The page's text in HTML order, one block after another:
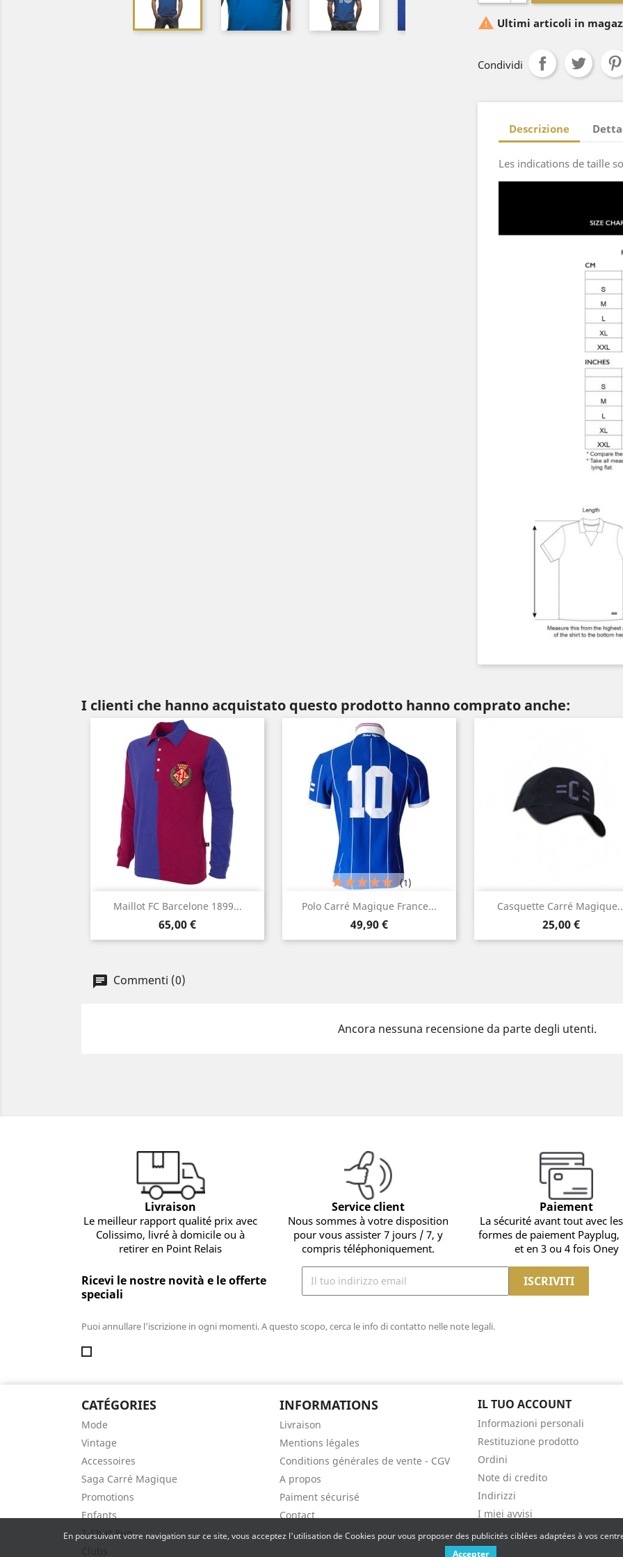
 Ultimi articoli in
Condividi
Descrizione
Les indications de taille
I clienti che hanno acquistato questo prodotto hanno comprato anche:
Maillot FC Barcelone 1899...
Prezzo
65,00 €
Anteprima Polo Carré Magique France...
Prezzo
49,90 €
(1)
Anteprima Casquette Carré
Prezzo
25,00 €
Anteprima
Commenti (0)
Ancora nessuna recensione da parte degli utenti.
Livraison
Le meilleur rapport qualité prix avec
Colissimo, livré à domicile ou à
retirer en Point Relais
Service client
Nous sommes à votre disposition
pour vous assister 7 jours / 7, y
compris téléphoniquement.
Paiement
La sécurité avant tout avec
formes de paiement Payplug,
et en 3 ou 4 fois Oney
Ricevi le nostre novità e le offerte
speciali
Puoi annullare l'iscrizione in ogni momenti. A questo scopo, cerca le info di contatto nelle note legali.
CATÉGORIES
Mode
Vintage
Accessoires
Saga Carré Magique
Promotions
Enfants
T-Shirt Fun
INFORMATIONS
Livraison
Mentions légales
Conditions générales de vente - CGV
A propos
Paiment sécurisé
Contact
IL TUO ACCOUNT
Informazioni personali
Restituzione prodotto
Ordini
Note di credito
Indirizzi
I miei avvisi
En poursuivant votre navigation sur ce site, vous acceptez l'utilisation de Cookies pour vous proposer des publicités ciblées adaptées à vos
Accepter